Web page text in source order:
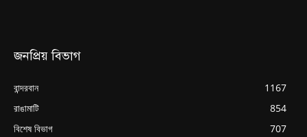
জনপ্রিয় বিভাগ
বান্দরবান
1167
রাঙামাটি
854
বিশেষ বিভাগ
707